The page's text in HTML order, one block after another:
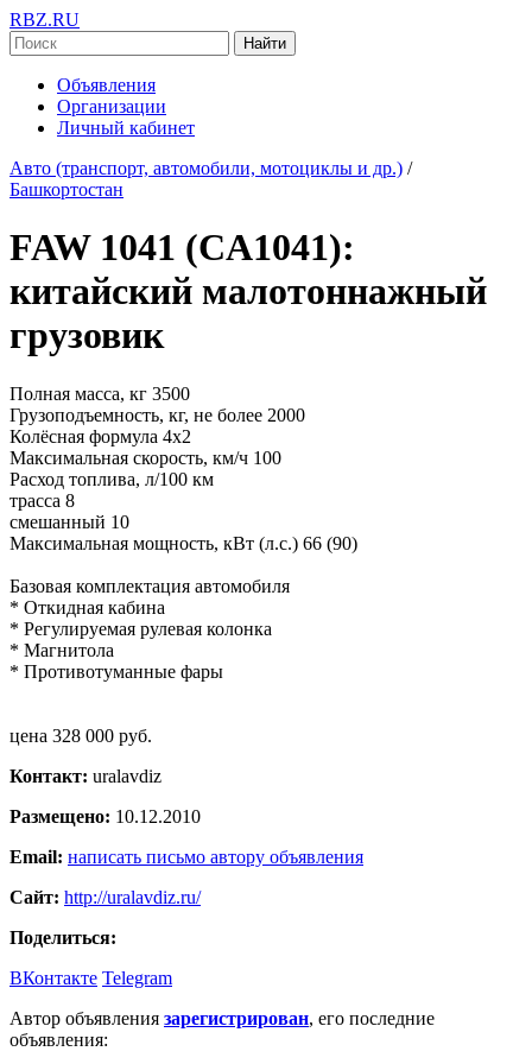
RBZ.RU
Найти
Объявления
Организации
Личный кабинет
Авто (транспорт, автомобили, мотоциклы и др.) /
Башкортостан
FAW 1041 (CA1041):
китайский малотоннажный
грузовик
Полная масса, кг 3500
Грузоподъемность, кг, не более 2000
Колёсная формула 4х2
Максимальная скорость, км/ч 100
Расход топлива, л/100 км
трасса 8
смешанный 10
Максимальная мощность, кВт (л.с.) 66 (90)
Базовая комплектация автомобиля
* Откидная кабина
* Регулируемая рулевая колонка
* Магнитола
* Противотуманные фары
цена 328 000 руб.
Контакт: uralavdiz
Размещено: 10.12.2010
Email: написать письмо автору объявления
Сайт: http://uralavdiz.ru/
Поделиться:
ВКонтакте Telegram
Автор объявления зарегистрирован, его последние
объявления: